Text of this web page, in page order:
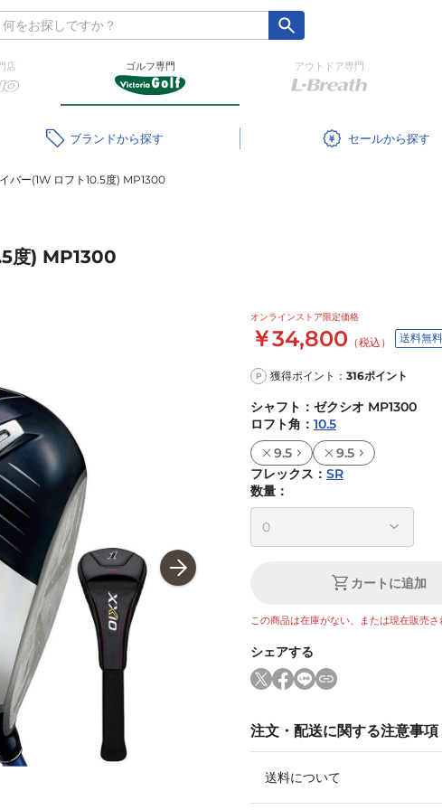
店 ゴルフ専門 アウトドア専門
ブランド セール
バー(1W ロフト10.5度) MP1300
度) MP1300
オンラインストア限定価格
￥34,800 （税込） 送料無料
P 獲得ポイント： 316ポイント
シャフト ： ゼクシオ MP1300
ロフト角 ： 10.5
9.5
9.5
フレックス ： SR
数量：
カートに追加
この商品は在庫がない、または現在販売さ
シェアする
注文・配送に関する注意事項
送料について